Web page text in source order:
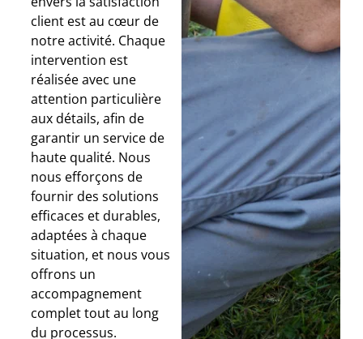
client est au cœur de
notre activité. Chaque
intervention est
réalisée avec une
attention particulière
aux détails, afin de
garantir un service de
haute qualité. Nous
nous efforçons de
fournir des solutions
efficaces et durables,
adaptées à chaque
situation, et nous vous
offrons un
accompagnement
complet tout au long
du processus.